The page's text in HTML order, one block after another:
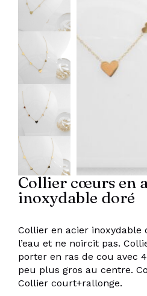
Collier cœurs en
inoxydable doré
Collier en acier inoxydable
l’eau et ne noircit pas.
porter en ras de cou avec
peu plus gros au centre.
Collier court+rallonge.